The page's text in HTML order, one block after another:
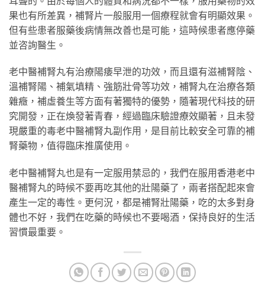
果也有所差異，補腎片一般服用一個療程就會有明顯效果。
但有些患者服藥後病情無改善也是可能，這時候患者應停藥
並咨詢醫生。
老中醫補腎丸有治療陽痿早泄的功效，而且還有滋補腎陰、
溫補腎陽、補氣填精、強筋壯骨等功效，補腎丸在治療各類
雜癥，補虛養生等方面有著獨特的優勢，隨著現代科技的研
究開發，正在煥發著青春，經過臨床驗證療效顯著，且未發
現嚴重的毒老中醫補腎丸副作用，是目前比較安全可靠的補
腎藥物，值得臨床推廣使用。
老中醫補腎丸也是有一定服用禁忌的，我們在服用香港老中
醫補腎丸的時候不要再吃其他的壯陽藥了，兩者搭配起來會
產生一定的毒性。更何況，都是補腎壯陽藥，吃的太多對身
體也不好，我們在吃藥的時候也不要喝酒，保持良好的生活
習慣最重要。